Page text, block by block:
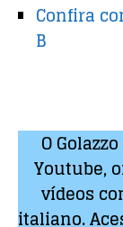
Confira
B
O
Youtube,
vídeos
italiano.